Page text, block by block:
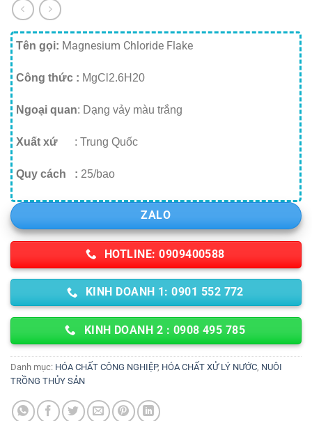
Tên gọi: Magnesium Chloride Flake
Công thức : MgCl2.6H20
Ngoại quan: Dạng vảy màu trắng
Xuất xứ : Trung Quốc
Quy cách : 25/bao
ZALO
HOTLINE: 0909400588
KINH DOANH 1: 0901 552 772
KINH DOANH 2 : 0908 495 785
Danh mục: HÓA CHẤT CÔNG NGHIỆP, HÓA CHẤT XỬ LÝ NƯỚC NUÔI
TRỒNG THỦY SẢN